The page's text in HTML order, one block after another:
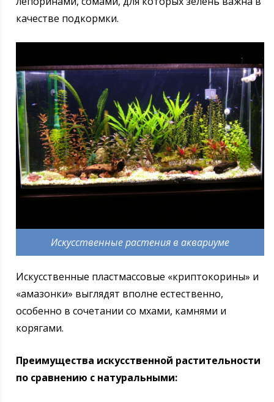
качестве подкормки.
Искусственные растения в аквариуме
Искусственные пластмассовые «криптокорины» и
«амазонки» выглядят вполне естественно,
особенно в сочетании со мхами, камнями и
корягами.
Преимущества искусственной растительности
по сравнению с натуральными: